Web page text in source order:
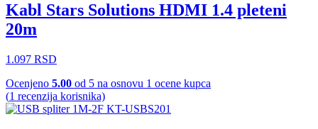
Kabl Stars Solutions HDMI 1.4 pleteni
20m
1.097 RSD
Ocenjeno 5.00 od 5 na osnovu 1 ocene kupca
(1 recenzija korisnika)